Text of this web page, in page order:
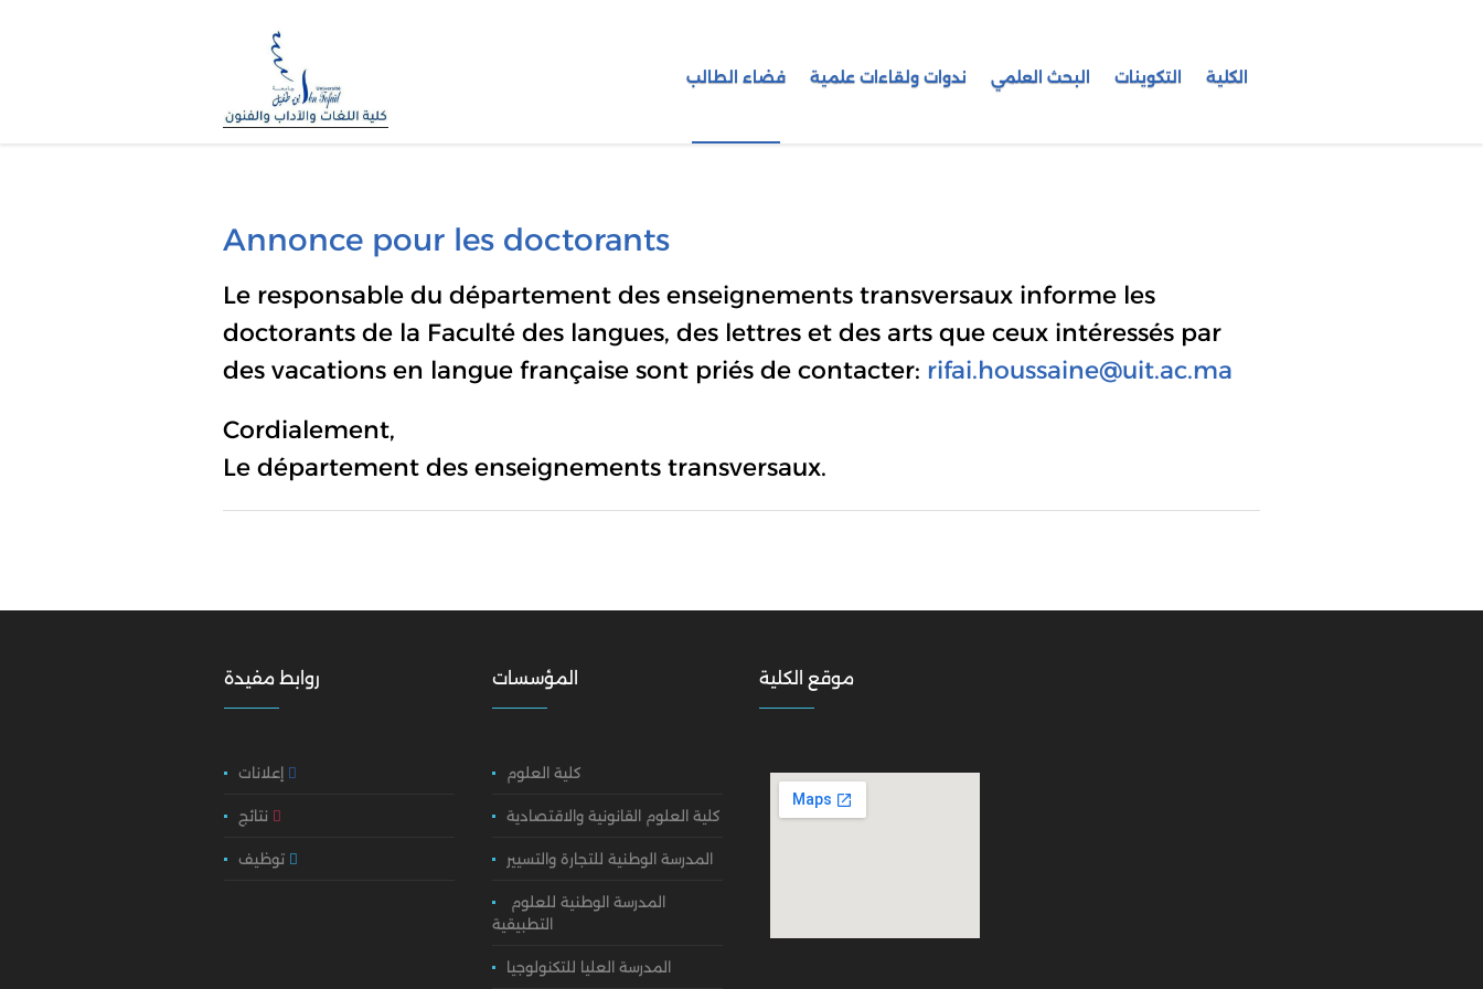
فضاء الطالب ندوات ولقاءات علمية البحث العلمي التكوينات الكلية
Annonce pour les doctorants
Le responsable du département des enseignements transversaux informe les
doctorants de la Faculté des langues, des lettres et des arts que ceux intéressés par
des vacations en langue française sont priés de contacter: rifai.houssaine@uit.ac.ma
Cordialement,
Le département des enseignements transversaux.
روابط مفيدة
توظيف
المؤسسات
كلية العلوم
كلية العلوم القانونية والاقتصادية
المدرسة الوطنية للتجارة والتسيير
التطبيقية
المدرسة العليا للتكنولوجيا
موقع الكلية